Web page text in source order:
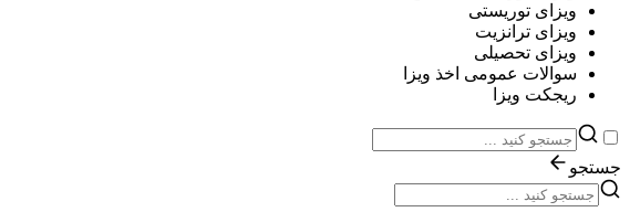
ویزای توریستی
ویزای ترانزیت
ویزای تحصیلی
سوالات عمومی اخذ ویزا
ریجکت ویزا
جستجو